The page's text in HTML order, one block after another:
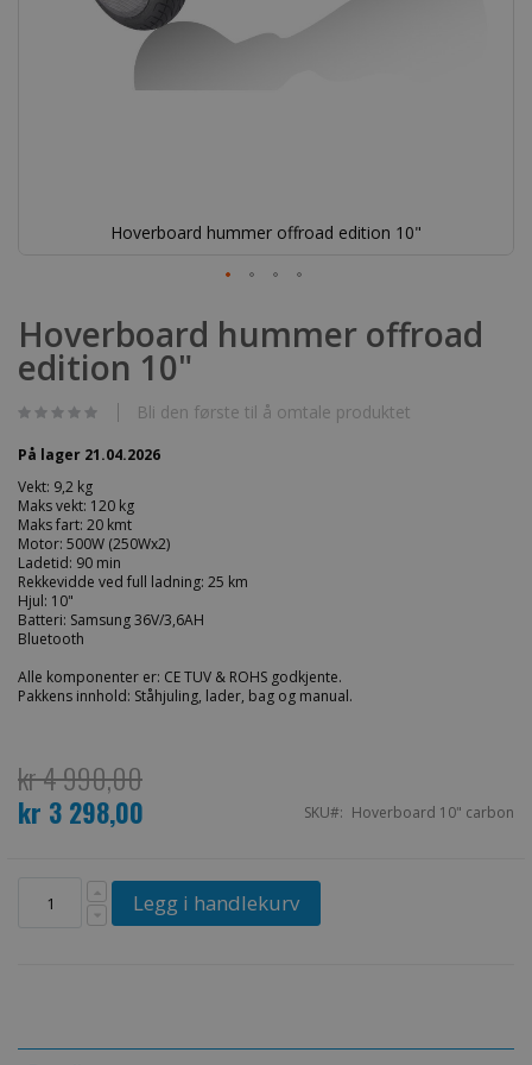
Hoverboard hummer offroad edition 10"
til
begynnelsen
av
bildegalleri
Hoverboard hummer offroad
edition 10"
Bli den første til å omtale produktet
På lager 21.04.2026
Vekt: 9,2 kg
Maks vekt: 120 kg
Maks fart: 20 kmt
Motor: 500W (250Wx2)
Ladetid: 90 min
Rekkevidde ved full ladning: 25 km
Hjul: 10"
Batteri: Samsung 36V/3,6AH
Bluetooth
Alle komponenter er: CE TUV & ROHS godkjente.
Pakkens innhold: Ståhjuling, lader, bag og manual.
kr 4 990,00
Spesialpris
kr 3 298,00 SKU Hoverboard 10" carbon
Legg i handlekurv